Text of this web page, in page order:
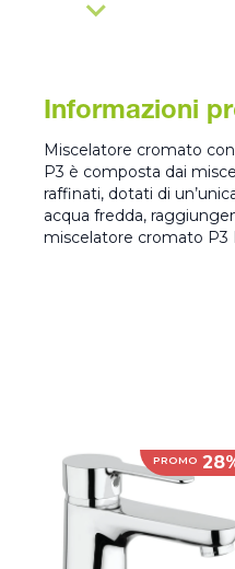
Informazioni
Miscelatore cromato
P3 è composta dai
raffinati, dotati di
acqua fredda,
miscelatore cromato P3
PROMO